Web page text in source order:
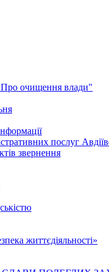
очищення влади"
послуг
звернення
життєдіяльності»